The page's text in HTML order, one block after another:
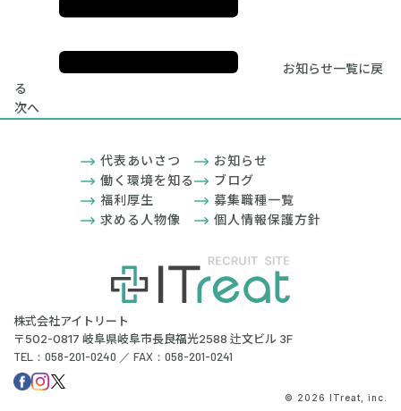
お知らせ一覧に戻
る
次へ
株式会社アイトリート
〒502-0817 岐阜県岐阜市長良福光2588 辻文ビル 3F
TEL：058-201-0240 ／ FAX：058-201-0241
代表あいさつ
働く環境を知る
福利厚生
求める人物像
お知らせ
ブログ
募集職種一覧
個人情報保護方針
© 2026 ITreat, inc.